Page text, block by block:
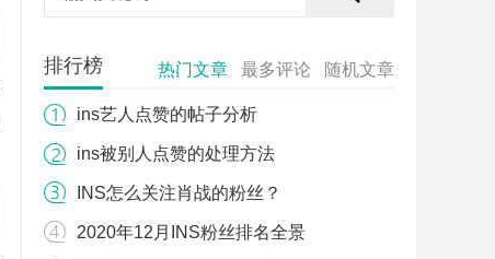
排行榜 热门文章 最多评论 随机文章
ins艺人点赞的帖子分析
ins被别人点赞的处理方法
INS怎么关注肖战的粉丝？
2020年12月INS粉丝排名全景